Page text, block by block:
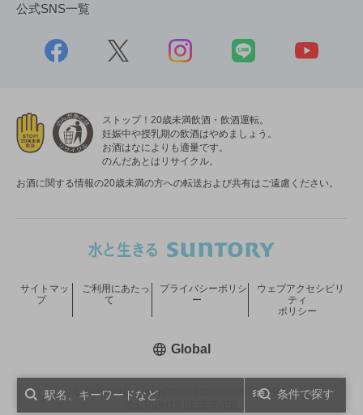
条件で探す
公式SNS一覧
ストップ！20歳未満飲酒・飲酒運転。
妊娠中や授乳期の飲酒はやめましょう。
お酒はなによりも適量です。
のんだあとはリサイクル。
お酒に関する情報の20歳未満の方への転送および共有はご遠慮ください。
COPYRIGHT © SUNTORY HOLDINGS LIMITED.
サイトマッ
プ
ご利用にあたっ
て
プライバシーポリシ
ー
ウェブアクセシビリ
ティ
ポリシー
Global新しいウィンドウで開く